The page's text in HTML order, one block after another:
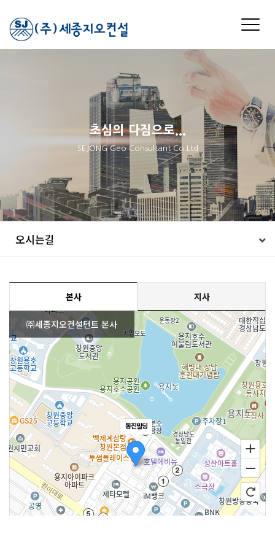
Toggle
초심의 다짐으로...
SEJONG Geo Consultant Co.Ltd
오시는길
본사 지사
㈜세종지오컨설턴트 본사
동진빌딩